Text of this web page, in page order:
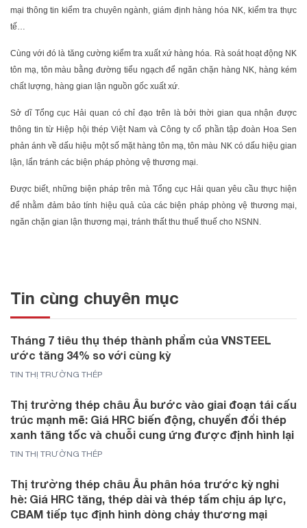
mại thông tin kiểm tra chuyên ngành, giám định hàng hóa NK, kiểm tra thực
tế…
Cùng với đó là tăng cường kiểm tra xuất xứ hàng hóa. Rà soát hoạt động NK
tôn mạ, tôn màu bằng đường tiểu ngạch để ngăn chặn hàng NK, hàng kém
chất lượng, hàng gian lận nguồn gốc xuất xứ.
Sở dĩ Tổng cục Hải quan có chỉ đạo trên là bởi thời gian qua nhận được
thông tin từ Hiệp hội thép Việt Nam và Công ty cổ phần tập đoàn Hoa Sen
phản ánh về dấu hiệu một số mặt hàng tôn mạ, tôn màu NK có dấu hiệu gian
lận, lẩn tránh các biện pháp phòng vệ thương mại.
Được biết, những biện pháp trên mà Tổng cục Hải quan yêu cầu thực hiện
để nhằm đảm bảo tính hiệu quả của các biện pháp phòng vệ thương mại,
ngăn chặn gian lận thương mại, tránh thất thu thuế thuế cho NSNN.
Tin cùng chuyên mục
Tháng 7 tiêu thụ thép thành phẩm của VNSTEEL
ước tăng 34% so với cùng kỳ
TIN THỊ TRƯỜNG THÉP
Thị trường thép châu Âu bước vào giai đoạn tái cấu
trúc mạnh mẽ: Giá HRC biến động, chuyển đổi thép
xanh tăng tốc và chuỗi cung ứng được định hình lại
TIN THỊ TRƯỜNG THÉP
Thị trường thép châu Âu phân hóa trước kỳ nghỉ
hè: Giá HRC tăng, thép dài và thép tấm chịu áp lực,
CBAM tiếp tục định hình dòng chảy thương mại